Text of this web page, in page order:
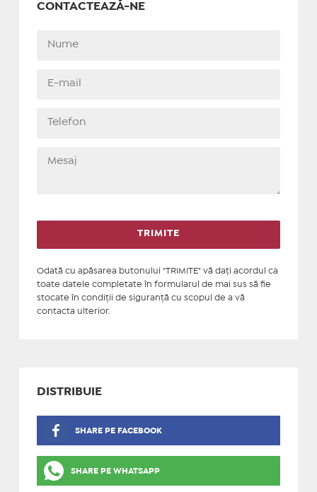
CONTACTEAZĂ-NE
Odată cu apăsarea butonului "TRIMITE" vă daţi acordul ca
toate datele completate în formularul de mai sus să fie
stocate în condiţii de siguranţă cu scopul de a vă
contacta ulterior.
DISTRIBUIE
SHARE PE FACEBOOK
SHARE PE WHATSAPP